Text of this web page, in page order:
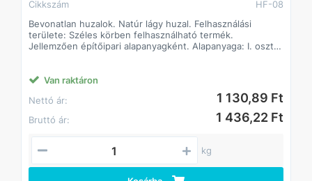
Cikkszám
HF-08
Bevonatlan huzalok. Natúr lágy huzal. Felhasználási
területe: Széles körben felhasználható termék.
Jellemzően építőipari alapanyagként. Alapanyaga: I. oszt.
Van raktáron
Nettó ár:
1 130,89 Ft
Bruttó ár: 1 436,22 Ft
kg